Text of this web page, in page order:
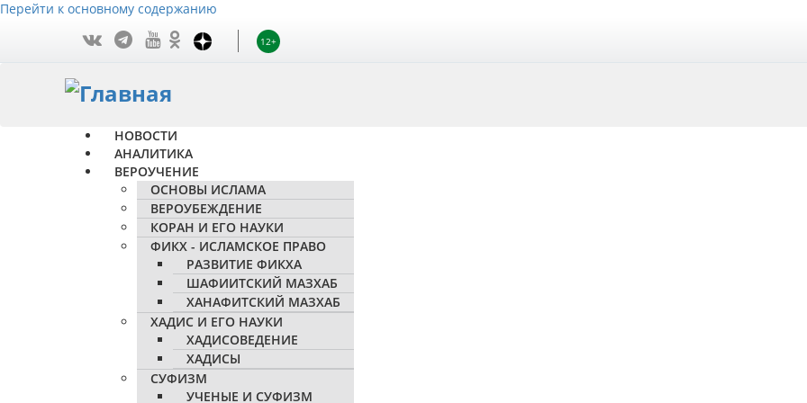
Перейти к основному содержанию
12+
НОВОСТИ
АНАЛИТИКА
ВЕРОУЧЕНИЕ
ОСНОВЫ ИСЛАМА
ВЕРОУБЕЖДЕНИЕ
КОРАН И ЕГО НАУКИ
ФИКХ - ИСЛАМСКОЕ ПРАВО
РАЗВИТИЕ ФИКХА
ШАФИИТСКИЙ МАЗХАБ
ХАНАФИТСКИЙ МАЗХАБ
ХАДИС И ЕГО НАУКИ
ХАДИСОВЕДЕНИЕ
ХАДИСЫ
СУФИЗМ
УЧЕНЫЕ И СУФИЗМ